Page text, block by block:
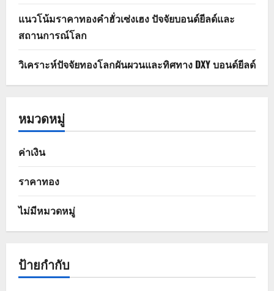
แนวโน้มราคาทองคำฮั่วเซ่งเฮง ปัจจัยบอนด์ยีลด์และ
สถานการณ์โลก
วิเคราะห์ปัจจัยทองโลกผันผวนและทิศทาง DXY บอนด์ยีลด์
หมวดหมู่
ค่าเงิน
ราคาทอง
ไม่มีหมวดหมู่
ป้ายกำกับ